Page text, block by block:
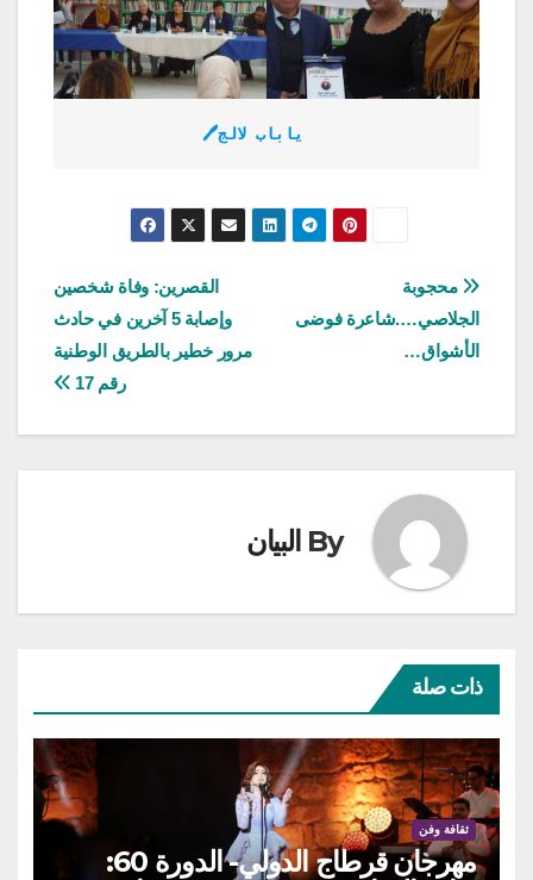
🖊جلال باباي
تصفّح
المقالات
القصرين: وفاة شخصين
وإصابة 5 آخرين في حادث
مرور خطير بالطريق الوطنية
رقم 17
محجوبة
الجلاصي….شاعرة فوضى
الأشواق…
By البيان
ذات صلة
ثقافة وفن
مهرجان قرطاج الدولي- الدورة 60: